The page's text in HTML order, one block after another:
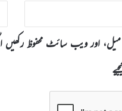
میل، اور ویب سائٹ محفوظ